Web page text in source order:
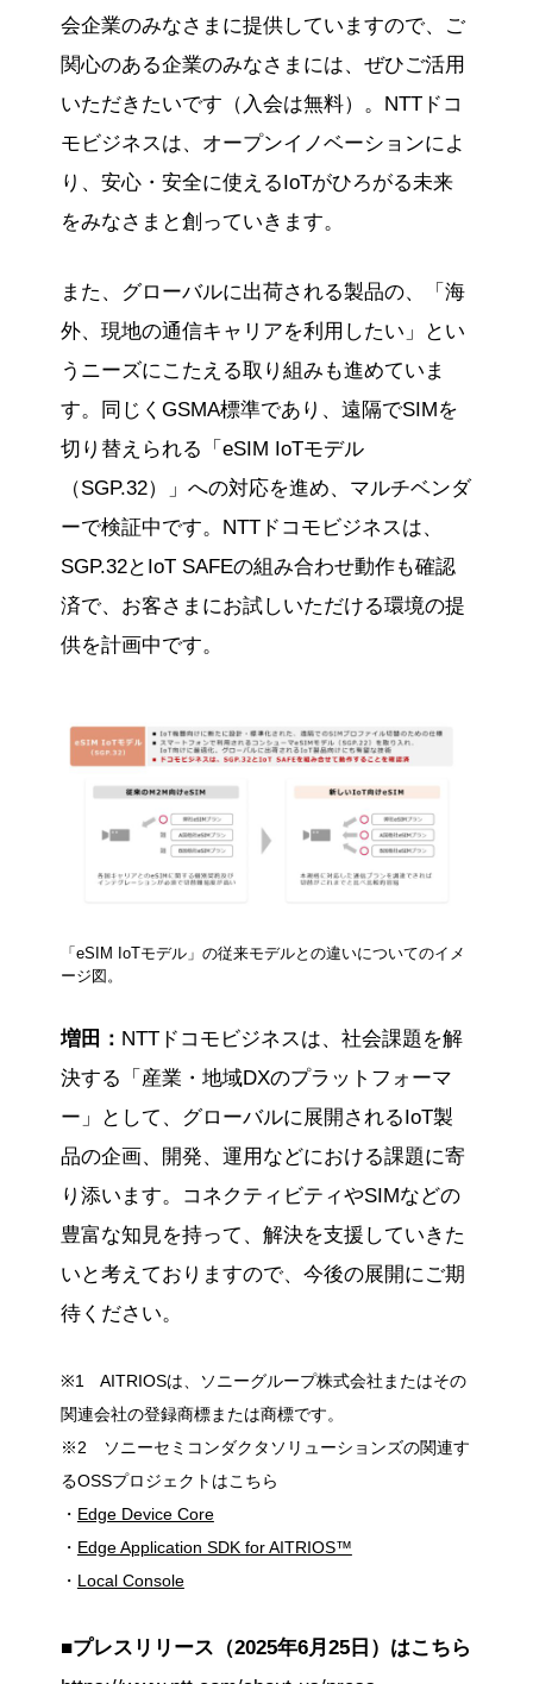
会企業のみなさまに提供していますので、ご
関心のある企業のみなさまには、ぜひご活用
いただきたいです（入会は無料）。NTTドコ
モビジネスは、オープンイノベーションによ
り、安心・安全に使えるIoTがひろがる未来
をみなさまと創っていきます。
また、グローバルに出荷される製品の、「海
外、現地の通信キャリアを利用したい」とい
うニーズにこたえる取り組みも進めていま
す。同じくGSMA標準であり、遠隔でSIMを
切り替えられる「eSIM IoTモデル
（SGP.32）」への対応を進め、マルチベンダ
ーで検証中です。NTTドコモビジネスは、
SGP.32とIoT SAFEの組み合わせ動作も確認
済で、お客さまにお試しいただける環境の提
供を計画中です。
「eSIM IoTモデル」の従来モデルとの違いについてのイメ
ージ図。
増田： NTTドコモビジネスは、社会課題を解
決する「産業・地域DXのプラットフォーマ
ー」として、グローバルに展開されるIoT製
品の企画、開発、運用などにおける課題に寄
り添います。コネクティビティやSIMなどの
豊富な知見を持って、解決を支援していきた
いと考えておりますので、今後の展開にご期
待ください。
※1 AITRIOSは、ソニーグループ株式会社またはその
関連会社の登録商標または商標です。
※2 ソニーセミコンダクタソリューションズの関連す
るOSSプロジェクトはこちら
・ Edge Device Core
・ Edge Application SDK for AITRIOS™
・ Local Console
■プレスリリース（2025年6月25日）はこちら